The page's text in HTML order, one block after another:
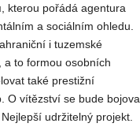
, kterou pořádá agentura
a sociálním ohledu.
i tuzemské
, a to formou osobních
také prestižní
O vítězství se bude
udržitelný projekt.